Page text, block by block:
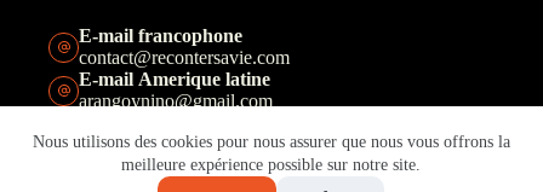
Nous utilisons des cookies pour nous assurer que nous vous offrons la
meilleure expérience possible sur notre site.
E-mail francophone
contact@recontersavie.com
E-mail Amerique latine
arangoynino@gmail.com
+33(0)6 67 46 19 00
Téléphone Amerique latine
+57 311 2891224